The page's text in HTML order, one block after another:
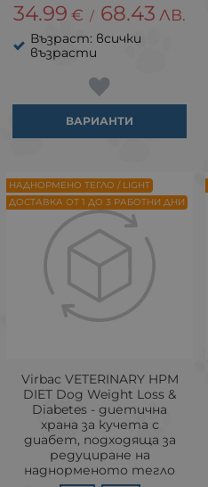
34.99 € / 68.43 ЛВ.
Възраст: всички
възрасти
ВАРИАНТИ
Virbac VETERINARY HPM
DIET Dog Weight Loss &
Diabetes - диетична
храна за кучета с
диабет, подходяща за
редуциране на
наднорменото тегло
НАДНОРМЕНО ТЕГЛО / LIGHT
ДОСТАВКА ОТ 1 ДО 3 РАБОТНИ ДНИ